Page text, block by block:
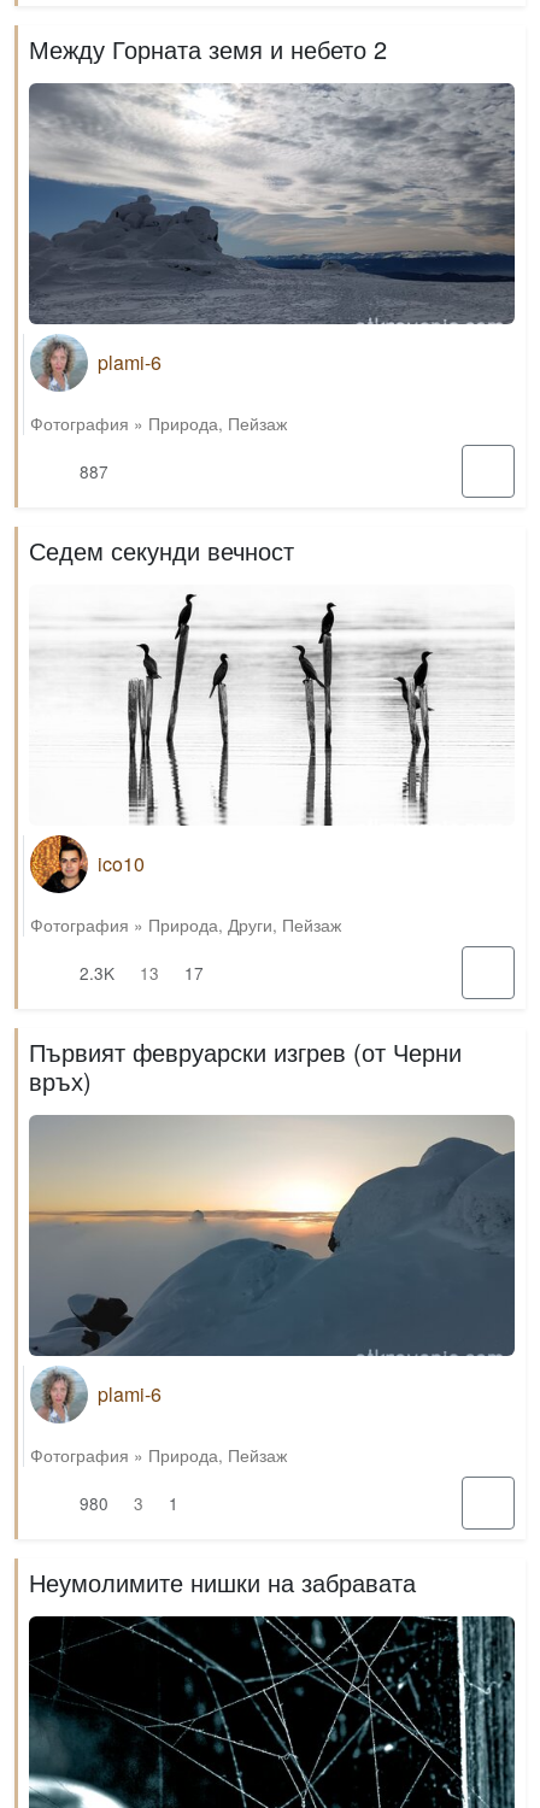
Между Горната земя и небето 2
plami-6
Фотография » Природа, Пейзаж
887
Седем секунди вечност
ico10
Фотография » Природа, Други, Пейзаж
2.3K
13 17
Първият февруарски изгрев (от Черни
връх)
plami-6
Фотография » Природа, Пейзаж
980
3 1
Неумолимите нишки на забравата